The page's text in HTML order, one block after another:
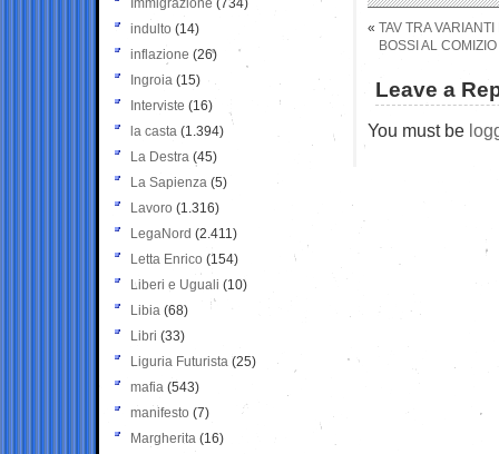
« TAV TRA
BOSSI AL
Leave a
You must be
Immigrazione (734)
indulto (14)
inflazione (26)
Ingroia (15)
Interviste (16)
la casta (1.394)
La Destra (45)
La Sapienza (5)
Lavoro (1.316)
LegaNord (2.411)
Letta Enrico (154)
Liberi e Uguali (10)
Libia (68)
Libri (33)
Liguria Futurista (25)
mafia (543)
manifesto (7)
Margherita (16)